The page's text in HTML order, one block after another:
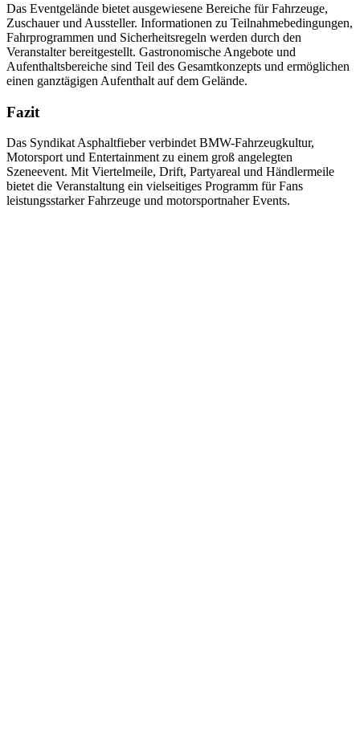
Das Eventgelände bietet ausgewiesene Bereiche für Fahrzeuge,
Zuschauer und Aussteller. Informationen zu Teilnahmebedingungen,
Fahrprogrammen und Sicherheitsregeln werden durch den
Veranstalter bereitgestellt. Gastronomische Angebote und
Aufenthaltsbereiche sind Teil des Gesamtkonzepts und ermöglichen
einen ganztägigen Aufenthalt auf dem Gelände.
Fazit
Das Syndikat Asphaltfieber verbindet BMW-Fahrzeugkultur,
Motorsport und Entertainment zu einem groß angelegten
Szeneevent. Mit Viertelmeile, Drift, Partyareal und Händlermeile
bietet die Veranstaltung ein vielseitiges Programm für Fans
leistungsstarker Fahrzeuge und motorsportnaher Events.